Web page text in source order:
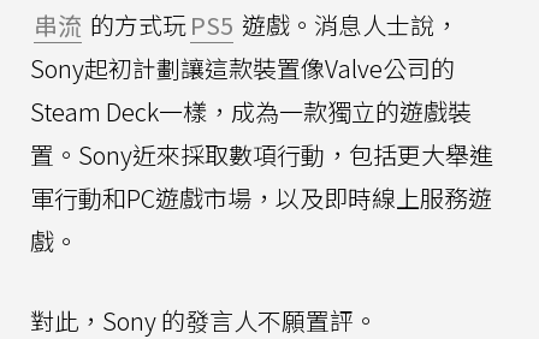
串流 的方式玩PS5 遊戲。消息人士說，
Sony起初計劃讓這款裝置像Valve公司的
Steam Deck一樣，成為一款獨立的遊戲裝
置。Sony近來採取數項行動，包括更大舉進
軍行動和PC遊戲市場，以及即時線上服務遊
戲。
對此，Sony 的發言人不願置評。